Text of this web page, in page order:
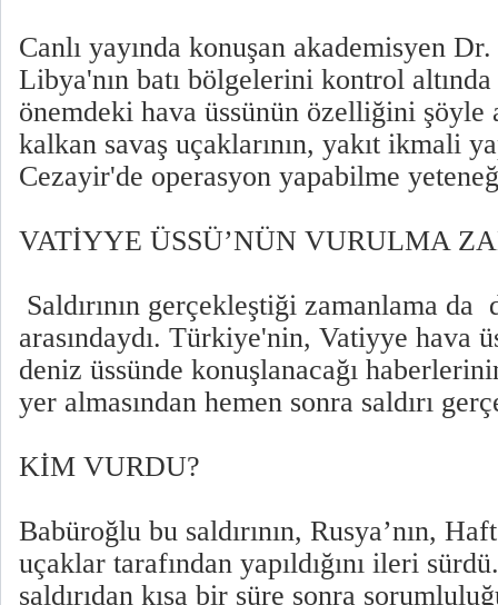
Canlı yayında konuşan akademisyen
Libya'nın batı bölgelerini kontrol
önemdeki hava üssünün özelliğini şöyle
kalkan savaş uçaklarının, yakıt ikmali
Cezayir'de operasyon yapabilme
VATİYYE ÜSSÜ’NÜN VURULMA
Saldırının gerçekleştiği zamanlama
arasındaydı. Türkiye'nin, Vatiyye hava
deniz üssünde konuşlanacağı
yer almasından hemen sonra saldırı
KİM VURDU?
Babüroğlu bu saldırının, Rusya’nın,
uçaklar tarafından yapıldığını ileri
saldırıdan kısa bir süre sonra